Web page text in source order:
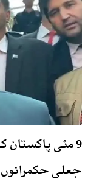
9 مئی
جعلی